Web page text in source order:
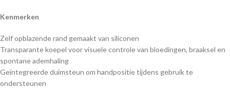
Kenmerken
Zelf opblazende rand gemaakt van siliconen
Transparante koepel voor visuele controle van bloedingen, braaksel en
spontane ademhaling
Geïntegreerde duimsteun om handpositie tijdens gebruik te
ondersteunen